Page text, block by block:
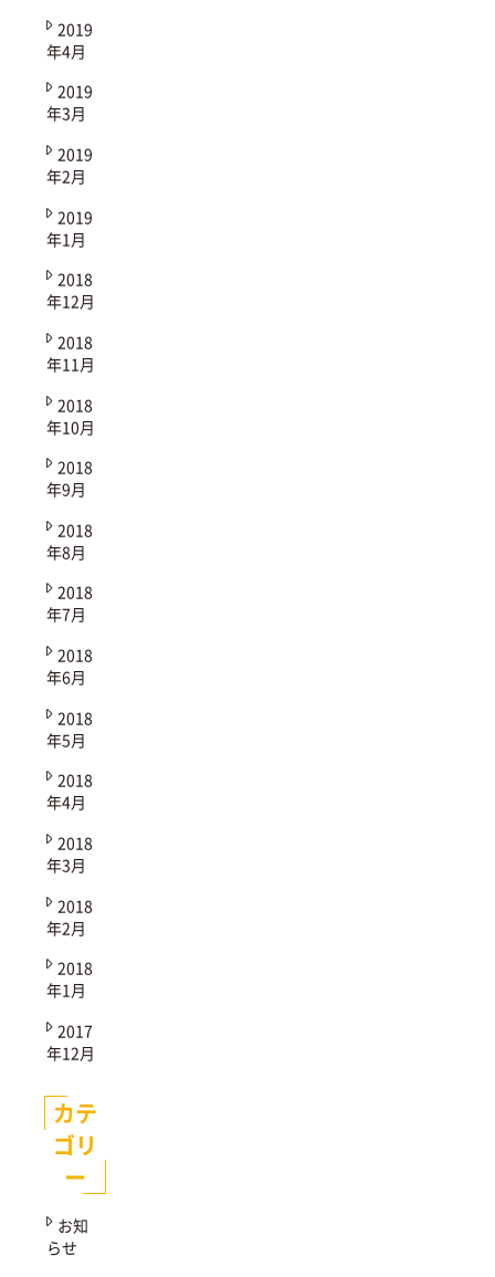
2019
年4月
2019
年3月
2019
年2月
2019
年1月
2018
年12月
2018
年11月
2018
年10月
2018
年9月
2018
年8月
2018
年7月
2018
年6月
2018
年5月
2018
年4月
2018
年3月
2018
年2月
2018
年1月
2017
年12月
カテ
ゴリ
ー
お知
らせ